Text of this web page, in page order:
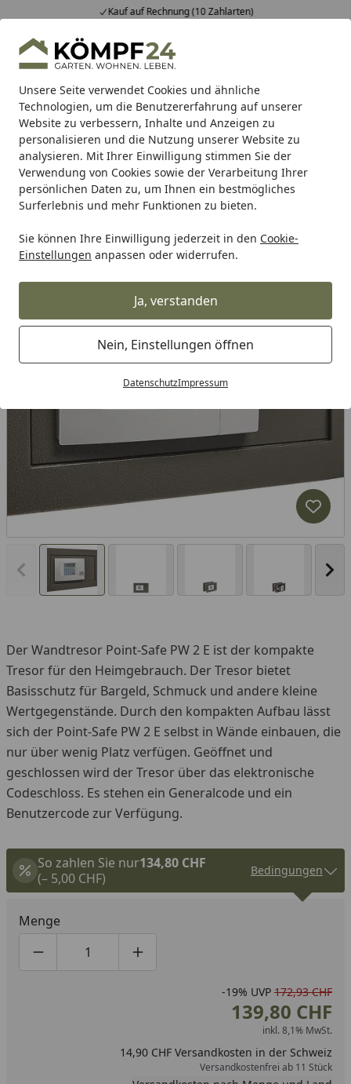
Unsere Seite verwendet Cookies und ähnliche
Technologien, um die Benutzererfahrung auf unserer
Website zu verbessern, Inhalte und Anzeigen zu
personalisieren und die Nutzung unserer Website zu
analysieren. Mit Ihrer Einwilligung stimmen Sie der
Verwendung von Cookies sowie der Verarbeitung Ihrer
persönlichen Daten zu, um Ihnen ein bestmögliches
Surferlebnis und mehr Funktionen zu bieten.
Sie können Ihre Einwilligung jederzeit in den Cookie-
Einstellungen anpassen oder widerrufen.
Ja, verstanden
Nein, Einstellungen öffnen
DatenschutzImpressum
Kauf auf Rechnung (10 Zahlarten)
Alle Produkte
Mein Konto
Suchen
Startseite
Burg-Wächter Burg-Wächter Tresore & Safes
Burg Wächter Wandtresor
PointSafe PW 2 E
Vorheriges Bild anzeigen
Der Wandtresor Point-Safe PW 2 E ist der kompakte
Tresor für den Heimgebrauch. Der Tresor bietet
Basisschutz für Bargeld, Schmuck und andere kleine
Wertgegenstände. Durch den kompakten Aufbau lässt
sich der Point-Safe PW 2 E selbst in Wände einbauen, die
nur über wenig Platz verfügen. Geöffnet und
geschlossen wird der Tresor über das elektronische
Codeschloss. Es stehen ein Generalcode und ein
Benutzercode zur Verfügung.
So zahlen Sie nur134,80 CHF
(– 5,00 CHF)
Bedingungen
Menge
Produktmenge um eins verringern
Produktmenge manuell eingeben
Produktmenge um eins erhöhen
-19% UVP 172,93 CHF
139,80 CHF
inkl. 8,1% MwSt.
14,90 CHF Versandkosten in der Schweiz
Versandkostenfrei ab 11 Stück